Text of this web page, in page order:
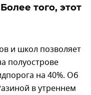
того, этот
и школ позволяет
полуострове
на 40%. Об
в утреннем